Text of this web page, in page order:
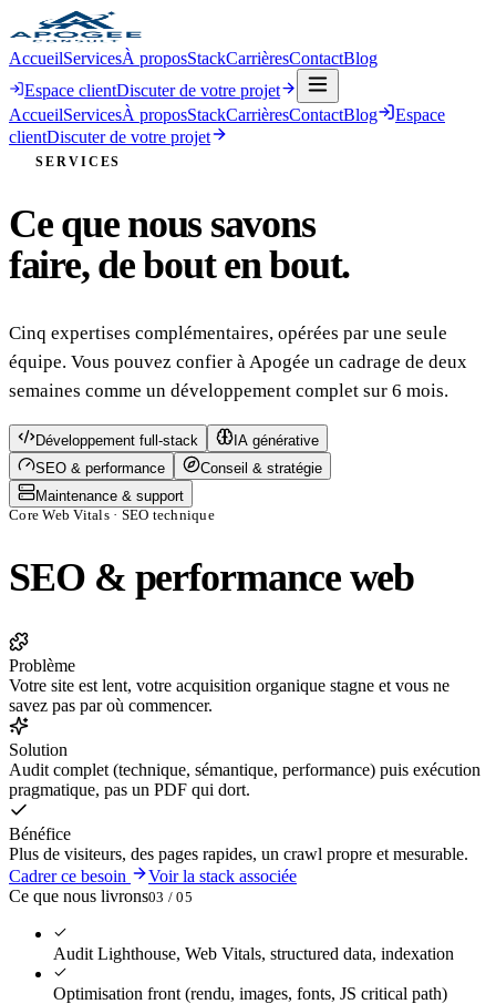
AccueilServicesÀ proposStackCarrièresContactBlog
Espace clientDiscuter de votre projet
AccueilServicesÀ proposStackCarrièresContactBlog
Espace
clientDiscuter de votre projet
SERVICES
Ce que nous savons
faire, de bout en bout.
Cinq expertises complémentaires, opérées par une seule
équipe. Vous pouvez confier à Apogée un cadrage de deux
semaines comme un développement complet sur 6 mois.
Développement full-stack
IA générative
SEO & performance
Conseil & stratégie
Maintenance & support
Core Web Vitals · SEO technique
SEO & performance web
Problème
Votre site est lent, votre acquisition organique stagne et vous ne
savez pas par où commencer.
Solution
Audit complet (technique, sémantique, performance) puis exécution
pragmatique, pas un PDF qui dort.
Bénéfice
Plus de visiteurs, des pages rapides, un crawl propre et mesurable.
Cadrer ce besoin
Voir la stack associée
Ce que nous livrons03 / 05
Audit Lighthouse, Web Vitals, structured data, indexation
Optimisation front (rendu, images, fonts, JS critical path)